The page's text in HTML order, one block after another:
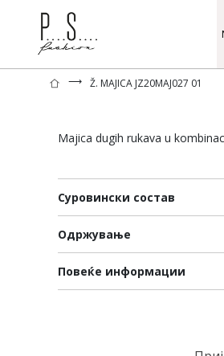
⟶ Ž. MAJICA JZ20MAJ027 01
Majica dugih rukava u
Суровински состав
Одржување
Повеќе информации